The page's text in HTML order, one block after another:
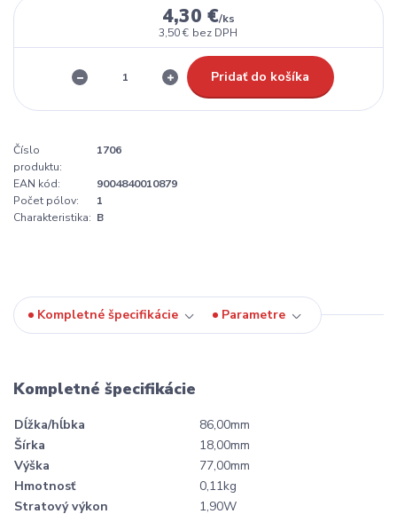
4,30 €/ks
3,50 € bez DPH
Pridať do košíka
Číslo
produktu:
1706
EAN kód:
9004840010879
Počet pólov:
1
Charakteristika: B
Kompletné špecifikácie Parametre
Kompletné špecifikácie
Dĺžka/hĺbka
86,00mm
Šírka
18,00mm
Výška
77,00mm
Hmotnosť
0,11kg
Stratový výkon
1,90W